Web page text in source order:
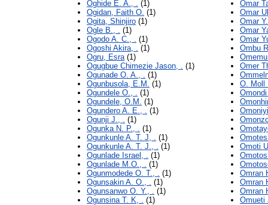
Oghide E. A., . (1)
Ogidan, Faith O. (1)
Ogita, Shinjiro (1)
Ogle B., . (1)
Ogodo A. C., . (1)
Ogoshi Akira, . (1)
Ogru, Esra(1)
Ogugbue Chimezie Jason, . (1)
Ogunade O. A., . (1)
Ogunbusola, E.M. (1)
Ogundele O., . (1)
Ogundele, O.M. (1)
Ogundero A. E., . (1)
Ogunji J., . (1)
Ogunka N. P., . (1)
Ogunkunle A. T. J, . (1)
Ogunkunle A. T. J., . (1)
Ogunlade Israel, . (1)
Ogunlade M.O., . (1)
Ogunmodede O. T., . (1)
Ogunsakin A. O., . (1)
Ogunsanwo O. Y., . (1)
Ogunsina T. K, . (1)
Omar
Omar
Omar
Omar
Omar
Ombu
Omer
O. Moll
Omoti
Omran
Omran
Omran
Omueti